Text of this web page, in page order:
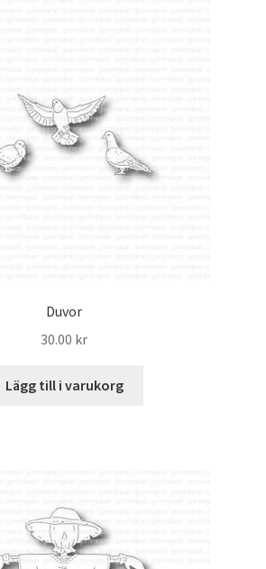
Duvor
30.00 kr
Lägg till i varukorg